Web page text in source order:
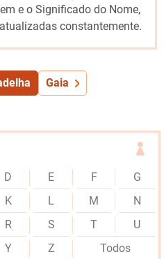
e o Significado do Nome,
constantemente.
Gaia
D E F
G
K L M
N
R S T
U
Y Z Todos